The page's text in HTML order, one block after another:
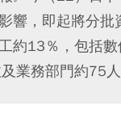
響，即起將分批
約13％，包括
業務部門約75人